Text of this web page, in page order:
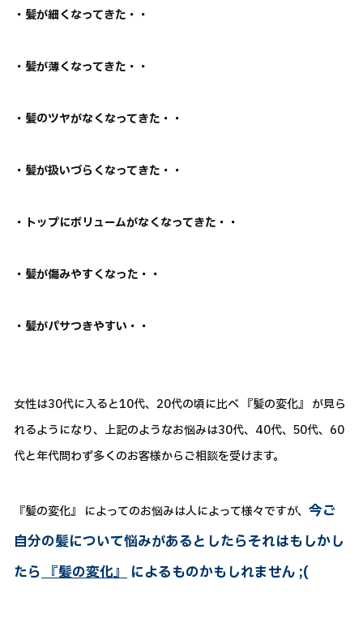
・髪が細くなってきた・・
・髪が薄くなってきた・・
・髪のツヤがなくなってきた・・
・髪が扱いづらくなってきた・・
・トップにボリュームがなくなってきた・・
・髪が傷みやすくなった・・
・髪がパサつきやすい・・
女性は30代に入ると10代、20代の頃に比べ 『髪の変化』 が見ら
れるようになり、上記のようなお悩みは30代、40代、50代、60
代と年代問わず多くのお客様からご相談を受けます。
『髪の変化』 によってのお悩みは人によって様々ですが、 今ご
自分の髪について悩みがあるとしたらそれはもしかし
たら『髪の変化』 によるものかもしれません ;(